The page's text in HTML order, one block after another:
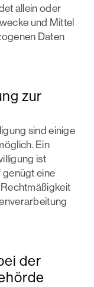
allein oder
und Mittel
Daten
zur
sind einige
Ein
ist
eine
der